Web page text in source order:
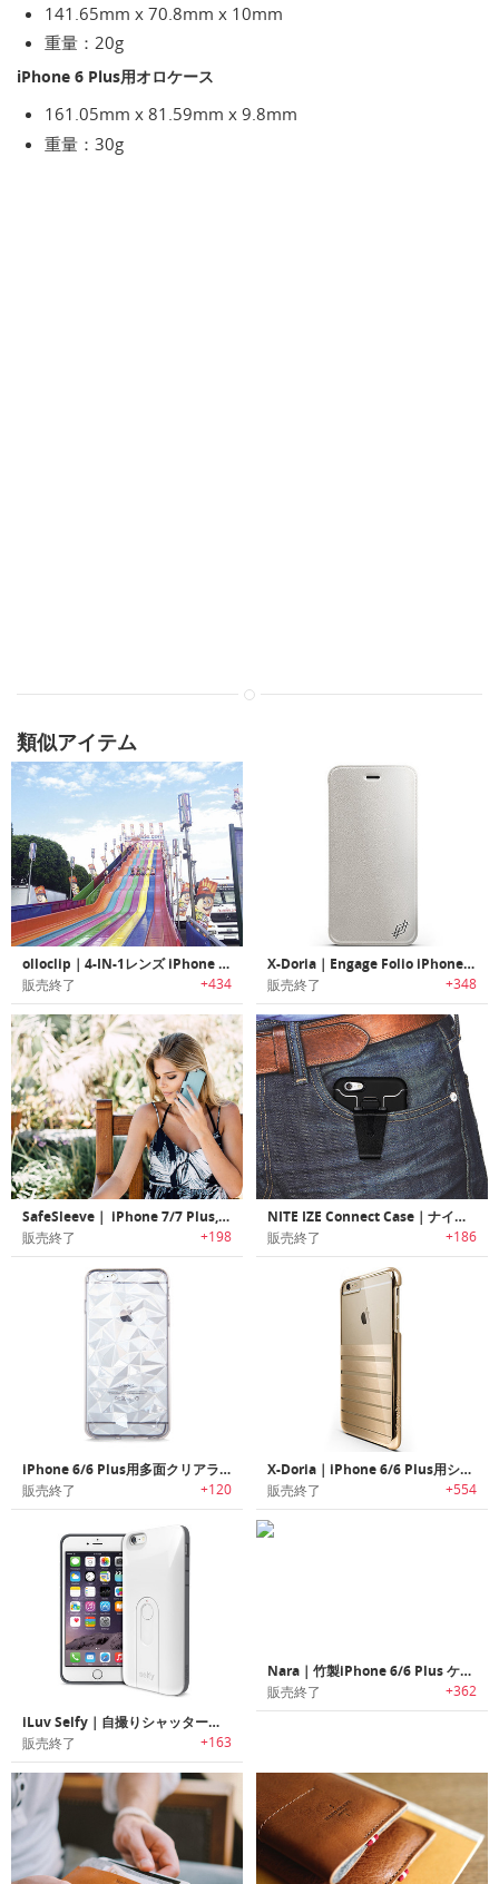
141.65mm x 70.8mm x 10mm
重量：20g
iPhone 6 Plus用オロケース
161.05mm x 81.59mm x 9.8mm
重量：30g
類似アイテム
olloclip｜4-IN-1レンズ iPhone 6/6 Plus オロクリップ
販売終了 +434
X-Doria｜Engage Folio iPhone 6/6 Plus用ケース
販売終了 +348
SafeSleeve｜ iPhone 7/7 Plus, 6/6 Plus用抗放射線ケース
販売終了 +198
NITE IZE Connect Case｜ナイトアイズ iPhone 6/6 Plus用コネクトケース
販売終了 +186
iPhone 6/6 Plus用多面クリアラバーケース
販売終了 +120
X-Doria｜iPhone 6/6 Plus用シースルー保護ケース
販売終了 +554
iLuv Selfy｜自撮りシャッター付きiPhone 6 & 6 Plus用保護ケース
販売終了 +163
Nara｜竹製iPhone 6/6 Plus ケース
販売終了 +362